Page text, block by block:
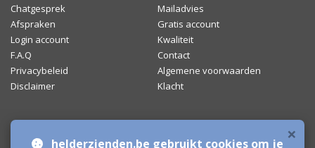
Chatgesprek
Mailadvies
Afspraken
Gratis account
Login account
Kwaliteit
F.A.Q
Contact
Privacybeleid
Algemene voorwaarden
Disclaimer
Klacht
×
helderzienden.be gebruikt cookies om je